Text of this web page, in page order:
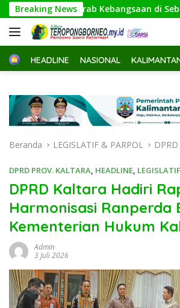
Langsung
ke
konten
Breaking News
Kirab Kebangsaan di Sebatik,
HomeHEADLINE NASIONAL
Beranda LEGISLATIF & PARPOL
DPRD PROV. KALTARA, HEADLINE,
DPRD Kaltara Hadiri
Harmonisasi Ranperda
Kementerian Hukum
Admin
3 Juli 2026